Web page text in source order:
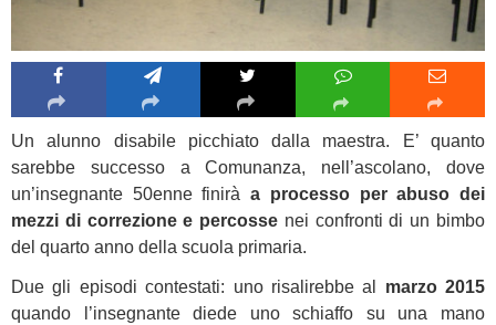
Un alunno disabile picchiato dalla maestra. E’ quanto
sarebbe successo a Comunanza, nell’ascolano, dove
un’insegnante 50enne finiràa processo per abuso dei
mezzi di correzione e percosse nei confronti di un bimbo
del quarto anno della scuola primaria.
Due gli episodi contestati: uno risalirebbe al marzo 2015
quando l’insegnante diede uno schiaffo su una mano